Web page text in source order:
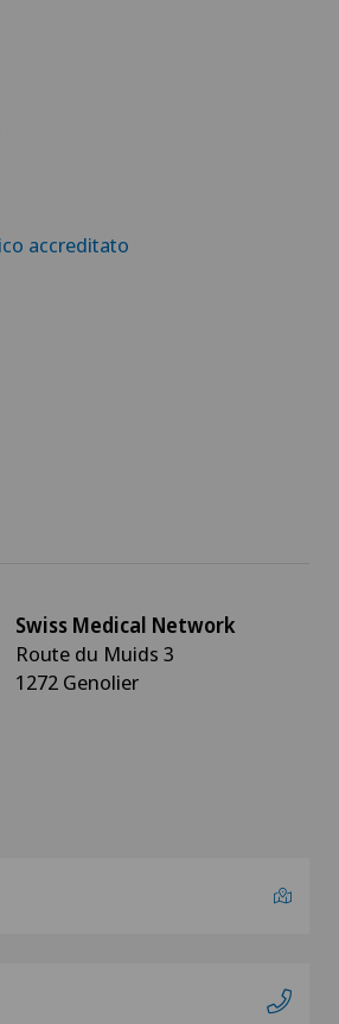
accreditato
Swiss Medical Network
Route du Muids 3
1272 Genolier